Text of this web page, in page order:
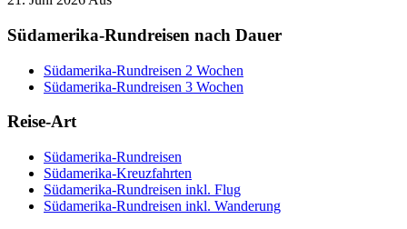
Südamerika-Rundreisen nach Dauer
Südamerika-Rundreisen 2 Wochen
Südamerika-Rundreisen 3 Wochen
Reise-Art
Südamerika-Rundreisen
Südamerika-Kreuzfahrten
Südamerika-Rundreisen inkl. Flug
Südamerika-Rundreisen inkl. Wanderung